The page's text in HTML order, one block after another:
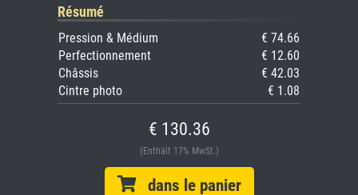
Résumé
Pression & Médium
€ 74.66
Perfectionnement
€ 12.60
Châssis
€ 42.03
Cintre photo
€ 1.08
€ 130.36
(Enthält 17% MwSt.)
dans le panier